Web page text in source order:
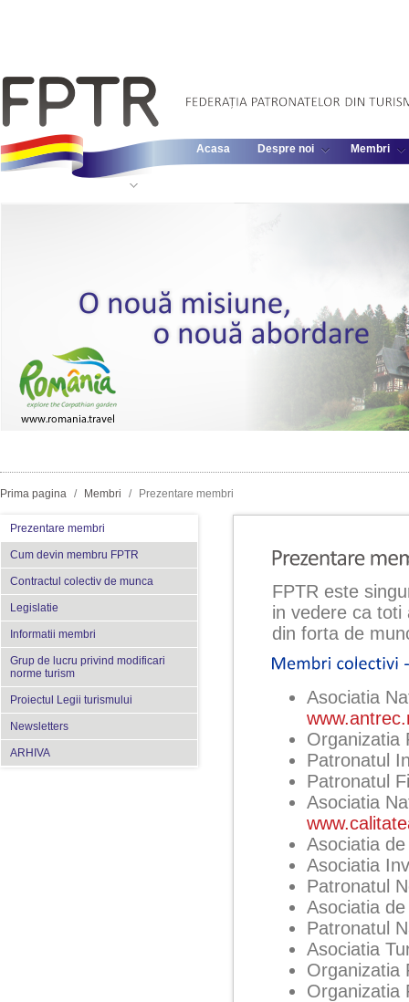
Acasa Despre noi Membri
Prima pagina / Membri / Prezentare membri
Prezentare membri
Cum devin membru FPTR
Contractul colectiv de munca
Legislatie
Informatii membri
Grup de lucru privind modificari
norme turism
Proiectul Legii turismului
Newsletters
ARHIVA
FPTR este
in vedere ca toti
din forta de
Asociatia
Organizatia
Patronatul
Patronatul
Asociatia
Asociatia
Asociatia
Patronatul
Asociatia
Patronatul
Asociatia
Organizatia
Organizatia